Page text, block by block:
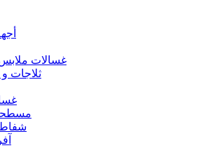
غسالات
ثلاجات